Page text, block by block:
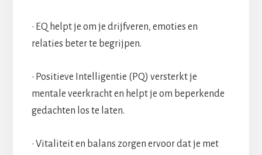
• EQ helpt je om je drijfveren, emoties en
relaties beter te begrijpen.
• Positieve Intelligentie (PQ) versterkt je
mentale veerkracht en helpt je om beperkende
gedachten los te laten.
• Vitaliteit en balans zorgen ervoor dat je met